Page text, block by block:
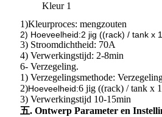
Kleur 1
1)Kleurproces: mengzouten
2) Hoeveelheid:2 jig ((rack) / tank x
3) Stroomdichtheid: 70A
4) Verwerkingstijd: 2-8min
6- Verzegeling.
1) Verzegelingsmethode:
2)Hoeveelheid:6 jig ((rack) / tank x
3) Verwerkingstijd 10-15min
五. Ontwerp Parameter en